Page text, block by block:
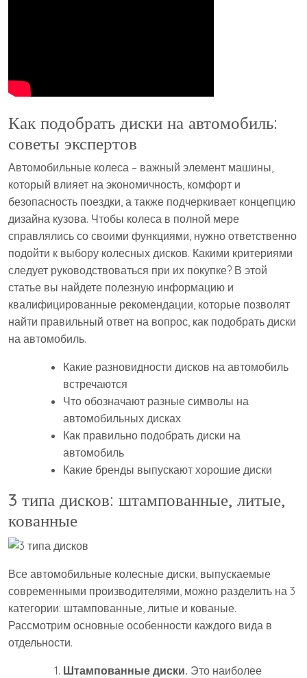
Как подобрать диски на автомобиль:
советы экспертов
Автомобильные колеса – важный элемент машины,
который влияет на экономичность, комфорт и
безопасность поездки, а также подчеркивает концепцию
дизайна кузова. Чтобы колеса в полной мере
справлялись со своими функциями, нужно ответственно
подойти к выбору колесных дисков. Какими критериями
следует руководствоваться при их покупке? В этой
статье вы найдете полезную информацию и
квалифицированные рекомендации, которые позволят
найти правильный ответ на вопрос, как подобрать диски
на автомобиль.
Какие разновидности дисков на автомобиль
встречаются
Что обозначают разные символы на
автомобильных дисках
Как правильно подобрать диски на
автомобиль
Какие бренды выпускают хорошие диски
3 типа дисков: штампованные, литые,
кованные
Все автомобильные колесные диски, выпускаемые
современными производителями, можно разделить на 3
категории: штампованные, литые и кованые.
Рассмотрим основные особенности каждого вида в
отдельности.
Штампованные диски. Это наиболее